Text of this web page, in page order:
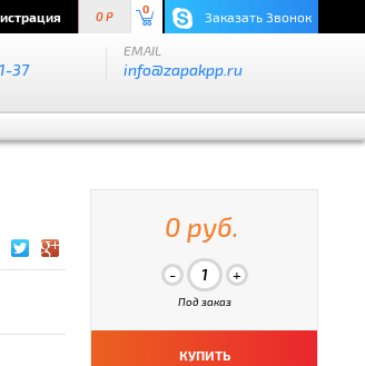
0 P
0 Заказать Звонок
37
EMAIL
info@zapakpp.ru
0 руб.
Под заказ
КУПИТЬ